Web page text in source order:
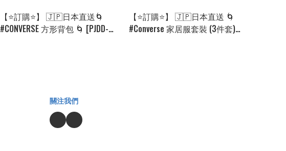
【⭐訂購⭐】 🇯🇵日本直送🌀
#CONVERSE 方形背包 🌀 [PJDD-
【⭐訂購⭐】 🇯🇵日本直送 🌀
#Converse 家居服套裝 (3件套)🌀
關注我們